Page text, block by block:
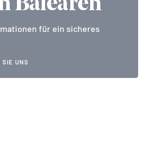
Balearen
für ein sicheres
SIE UNS